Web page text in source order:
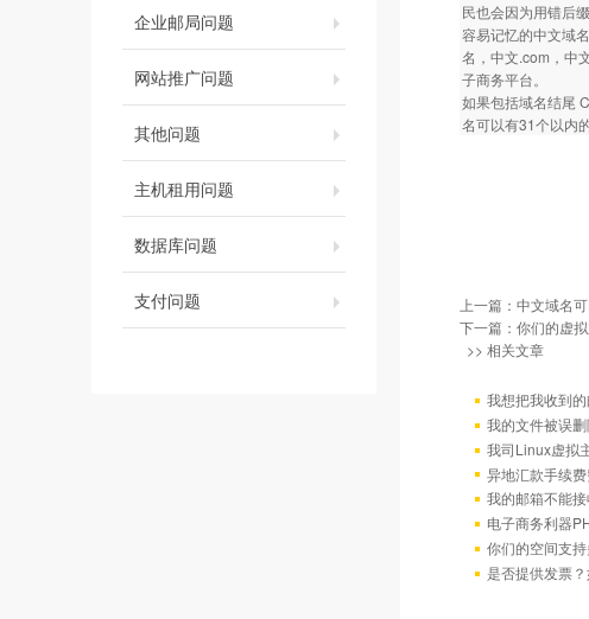
企业邮局问题
网站推广问题
其他问题
主机租用问题
数据库问题
支付问题
民也会因为用错后
容易记忆的中文域
名，中文.com，中
子商务平台。
如果包括域名结尾
名可以有31个以内
上一篇： 中文域名
下一篇： 你们的虚
>> 相关文章
我想把我收到
我的文件被误
我司Linux虚拟
异地汇款手续
我的邮箱不能
电子商务利器
你们的空间支
是否提供发票